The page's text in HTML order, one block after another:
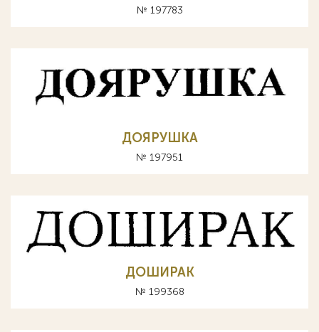
№ 197783
ДОЯРУШКА
№ 197951
ДОШИРАК
№ 199368